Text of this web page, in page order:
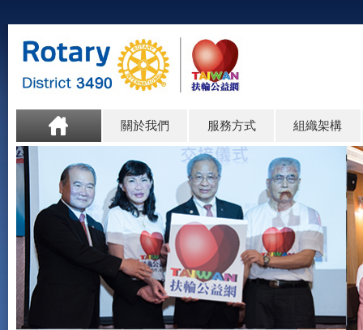
關於我們 服務方式 組織架構